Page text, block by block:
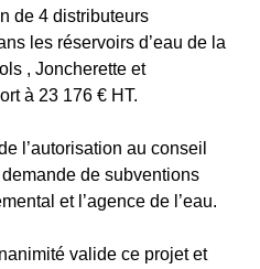
de 4 distributeurs
les réservoirs d’eau de la
, Joncherette et
à 23 176 € HT.
l’autorisation au conseil
de subventions
et l’agence de l’eau.
valide ce projet et